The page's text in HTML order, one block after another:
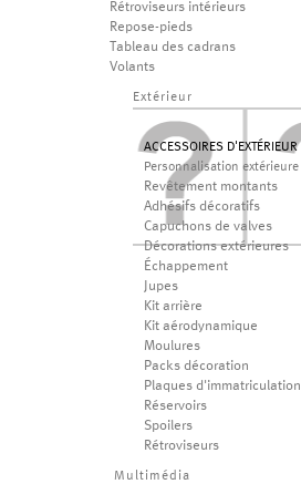
Rétroviseurs intérieurs
Repose-pieds
Tableau des cadrans
Volants
Extérieur
ACCESSOIRES D'EXTÉRIEUR
Personnalisation extérieure
Revêtement montants
Adhésifs décoratifs
Capuchons de valves
Décorations extérieures
Échappement
Jupes
Kit arrière
Kit aérodynamique
Moulures
Packs décoration
Plaques d'immatriculation
Réservoirs
Spoilers
Rétroviseurs
Multimédia